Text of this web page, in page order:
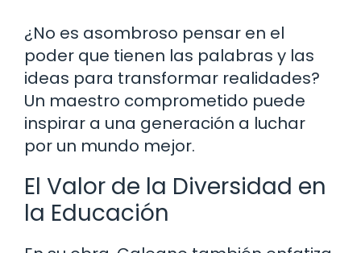
¿No es asombroso pensar en el
poder que tienen las palabras y las
ideas para transformar realidades?
Un maestro comprometido puede
inspirar a una generación a luchar
por un mundo mejor.
El Valor de la Diversidad en
la Educación